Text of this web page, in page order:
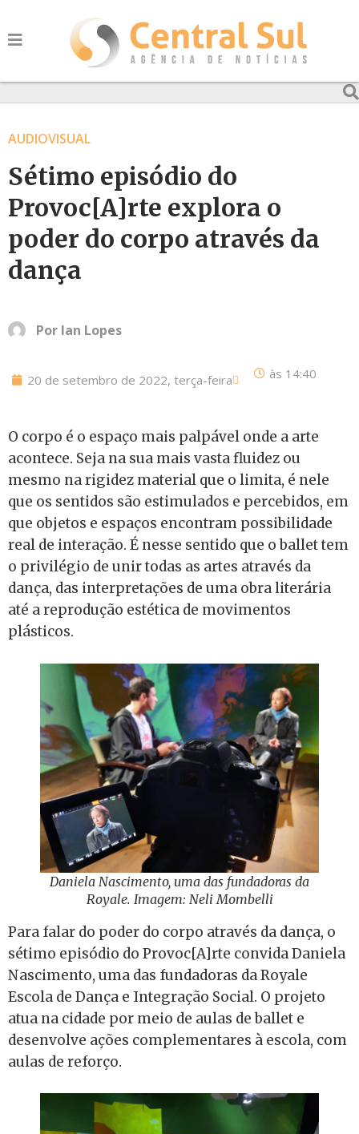
AUDIOVISUAL
Sétimo episódio do
Provoc[A]rte explora o
poder do corpo através da
dança
Por Ian Lopes
20 de setembro de 2022, terça-feira às 14:40
O corpo é o espaço mais palpável onde a arte
acontece. Seja na sua mais vasta fluidez ou
mesmo na rigidez material que o limita, é nele
que os sentidos são estimulados e percebidos, em
que objetos e espaços encontram possibilidade
real de interação. É nesse sentido que o ballet tem
o privilégio de unir todas as artes através da
dança, das interpretações de uma obra literária
até a reprodução estética de movimentos
plásticos.
Daniela Nascimento, uma das fundadoras da
Royale. Imagem: Neli Mombelli
Para falar do poder do corpo através da dança, o
sétimo episódio do Provoc[A]rte convida Daniela
Nascimento, uma das fundadoras da Royale
Escola de Dança e Integração Social. O projeto
atua na cidade por meio de aulas de ballet e
desenvolve ações complementares à escola, com
aulas de reforço.